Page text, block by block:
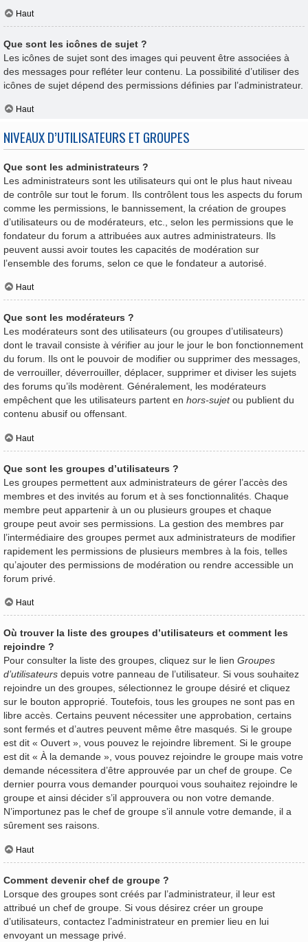
Haut
Que sont les icônes de sujet ?
Les icônes de sujet sont des images qui peuvent être associées à
des messages pour refléter leur contenu. La possibilité d’utiliser des
icônes de sujet dépend des permissions définies par l’administrateur.
Haut
NIVEAUX D’UTILISATEURS ET GROUPES
Que sont les administrateurs ?
Les administrateurs sont les utilisateurs qui ont le plus haut niveau
de contrôle sur tout le forum. Ils contrôlent tous les aspects du forum
comme les permissions, le bannissement, la création de groupes
d’utilisateurs ou de modérateurs, etc., selon les permissions que le
fondateur du forum a attribuées aux autres administrateurs. Ils
peuvent aussi avoir toutes les capacités de modération sur
l’ensemble des forums, selon ce que le fondateur a autorisé.
Haut
Que sont les modérateurs ?
Les modérateurs sont des utilisateurs (ou groupes d’utilisateurs)
dont le travail consiste à vérifier au jour le jour le bon fonctionnement
du forum. Ils ont le pouvoir de modifier ou supprimer des messages,
de verrouiller, déverrouiller, déplacer, supprimer et diviser les sujets
des forums qu’ils modèrent. Généralement, les modérateurs
empêchent que les utilisateurs partent en hors-sujetou publient du
contenu abusif ou offensant.
Haut
Que sont les groupes d’utilisateurs ?
Les groupes permettent aux administrateurs de gérer l’accès des
membres et des invités au forum et à ses fonctionnalités. Chaque
membre peut appartenir à un ou plusieurs groupes et chaque
groupe peut avoir ses permissions. La gestion des membres par
l’intermédiaire des groupes permet aux administrateurs de modifier
rapidement les permissions de plusieurs membres à la fois, telles
qu’ajouter des permissions de modération ou rendre accessible un
forum privé.
Haut
Où trouver la liste des groupes d’utilisateurs et comment les
rejoindre ?
Pour consulter la liste des groupes, cliquez sur le lien Groupes
d’utilisateurs depuis votre panneau de l’utilisateur. Si vous souhaitez
rejoindre un des groupes, sélectionnez le groupe désiré et cliquez
sur le bouton approprié. Toutefois, tous les groupes ne sont pas en
libre accès. Certains peuvent nécessiter une approbation, certains
sont fermés et d’autres peuvent même être masqués. Si le groupe
est dit « Ouvert », vous pouvez le rejoindre librement. Si le groupe
est dit « À la demande », vous pouvez rejoindre le groupe mais votre
demande nécessitera d’être approuvée par un chef de groupe. Ce
dernier pourra vous demander pourquoi vous souhaitez rejoindre le
groupe et ainsi décider s’il approuvera ou non votre demande.
N’importunez pas le chef de groupe s’il annule votre demande, il a
sûrement ses raisons.
Haut
Comment devenir chef de groupe ?
Lorsque des groupes sont créés par l’administrateur, il leur est
attribué un chef de groupe. Si vous désirez créer un groupe
d’utilisateurs, contactez l’administrateur en premier lieu en lui
envoyant un message privé.